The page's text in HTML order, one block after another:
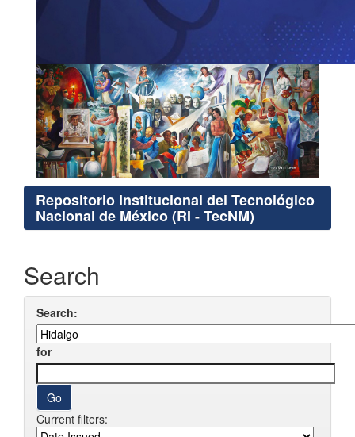
Repositorio Institucional del Tecnológico
Nacional de México (RI - TecNM)
Search
Search:
for
Current filters: